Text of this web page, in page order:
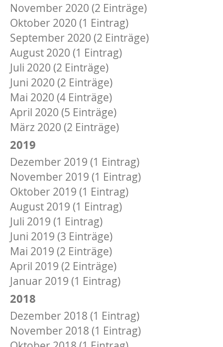
November 2020 (2 Einträge)
Oktober 2020 (1 Eintrag)
September 2020 (2 Einträge)
August 2020 (1 Eintrag)
Juli 2020 (2 Einträge)
Juni 2020 (2 Einträge)
Mai 2020 (4 Einträge)
April 2020 (5 Einträge)
März 2020 (2 Einträge)
2019
Dezember 2019 (1 Eintrag)
November 2019 (1 Eintrag)
Oktober 2019 (1 Eintrag)
August 2019 (1 Eintrag)
Juli 2019 (1 Eintrag)
Juni 2019 (3 Einträge)
Mai 2019 (2 Einträge)
April 2019 (2 Einträge)
Januar 2019 (1 Eintrag)
2018
Dezember 2018 (1 Eintrag)
November 2018 (1 Eintrag)